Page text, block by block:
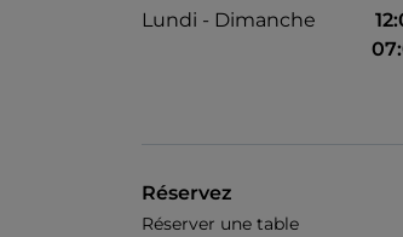
Lundi - Dimanche
Réservez
Réserver une table